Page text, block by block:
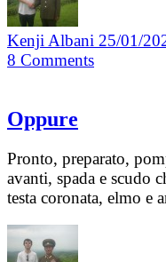
Kenji Albani 25/01/
8 Comments
Oppure
Pronto, preparato,
avanti, spada e scudo
testa coronata, elmo